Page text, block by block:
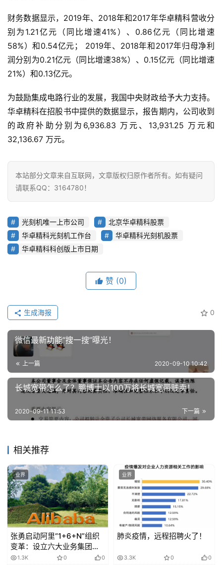
页
业
界
工
智
能
深
度
学
计
算
未
来
医
疗
智
能
驶
智
慧
城
市
更
多
内
登录
财务数据显示，2019年、2018年和2017年华卓精科营收分
别为1.21亿元（同比增速41%）、0.86亿元（同比增速
58%）和0.54亿元； 2019年、2018年和2017年归母净利
润分别为0.21亿元（同比增速38%）、0.15亿元（同比增速
21%）和0.13亿元。
为鼓励集成电路行业的发展，我国中央财政给予大力支持。
华卓精科在招股书中提供的数据显示，报告期内，公司收到
的政府补助分别为6,936.83 万元、13,931.25 万元和
32,136.67 万元。
本站部分文章来自互联网，文章版权归原作者所有。如有疑问
请联系QQ：3164780！
光刻机唯一上市公司
北京华卓精科股票
华卓精科光刻机工作台
华卓精科光刻机股票
华卓精科科创版上市日期
赞 (0)
0
生成海报
微信最新功能“搜一搜”曝光！
上一篇 2020-09-10 10:42
长城宽带怎么了？鹏博士以100万将长城宽带贱卖！
下一篇
2020-09-11 11:53
相关推荐
业界
张勇启动阿里“1+6+N”组织
变革：设立六大业务集团，
或将独立上市
1.3K 0 0
业界
肺炎疫情，远程招聘火了！
3.3K 0 0